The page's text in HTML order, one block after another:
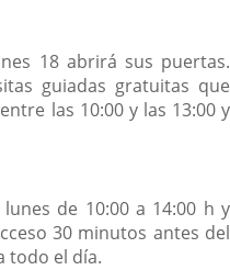
18 abrirá sus puertas.
guiadas gratuitas que
las 10:00 y las 13:00 y
de 10:00 a 14:00 h y
30 minutos antes del
todo el día.